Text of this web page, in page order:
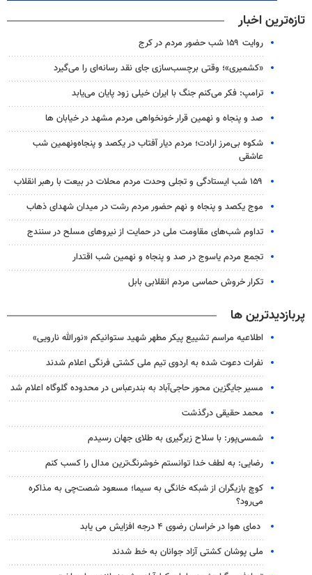
تازه‌ترین اخبار
روایت ۱۵۹ شب حضور مردم در کرج
«کشمیری»؛ وقتی برچسب‌سازی جای نقد رسانه‌ای را می‌گیرد
ترامپ: فکر می‌کنم جنگ با ایران خیلی زود پایان می‌یابد
صد و پنجاه و نهمین قرار خونخواهی مردم مشهد در خیابان ها
شکوه بی‌مرز ارادت؛ مردم دیار آفتاب در یکصد و پنجاه‌ونهمین شب
عاشقی
۱۵۹ شب ایستادگی و تجلی وحدت مردم محلات در بیعت با رهبر انقلاب
موج یکصد و پنجاه و نهم حضور مردم رشت در میدان شهدای ذهاب
تداوم شب‌های مقاومت ملی در حمایت از نیروهای مسلح در سنندج
تجمع مردم یاسوج در صد و پنجاه و نهمین شب اقتدار
تکرار خروش حماسی مردم انقلابی بابل
پربازدیدترین ها
اطلاعیه مراسم تشییع پیکر مطهر شهید ستوانیکم «نورالله نارویی»
نفرات دعوت شده به اردوی تیم ملی کشتی فرنگی اعلام شدند
مسیر جایگزین محور حاجی‌آباد به بندرعباس در محدوده گلوگاه اعلام شد
محمد حقیقی درگذشت
شمسی‌پور: با سلاح زیرگیری به طلای جهان رسیدم
رضایی: به لطف خدا توانستم خوشرنگ‌ترین مدال را کسب کنم
کوچ بازیگران از شبکه خانگی به سیما؛ مسعود شصت‌چی به مذاکره
می‌رود؟
دمای هوا در خراسان رضوی ۴ درجه افزایش می یابد
ملی پوشان کشتی آزاد جوانان به خط شدند